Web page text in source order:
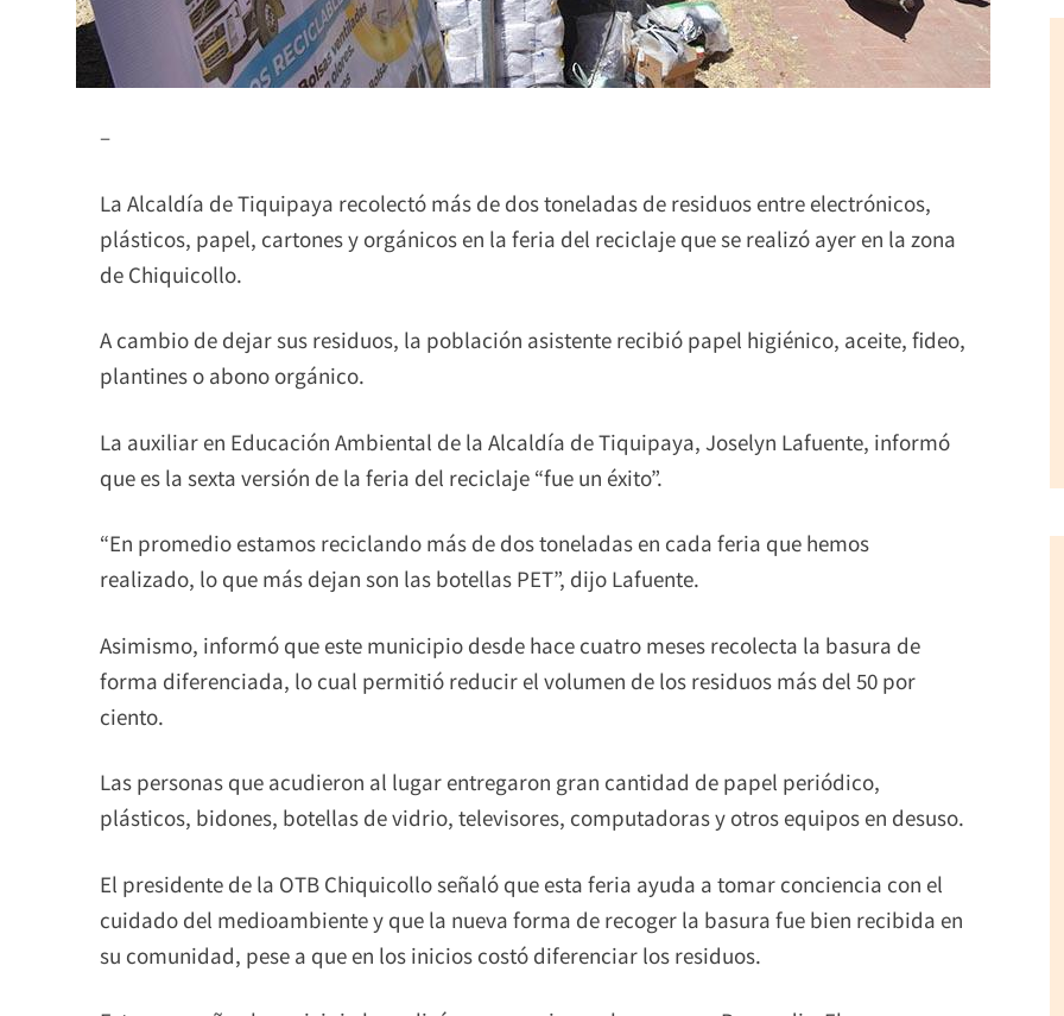
–
La Alcaldía de Tiquipaya recolectó más de dos toneladas de residuos entre electrónicos,
plásticos, papel, cartones y orgánicos en la feria del reciclaje que se realizó ayer en la zona
de Chiquicollo.
A cambio de dejar sus residuos, la población asistente recibió papel higiénico, aceite, fideo,
plantines o abono orgánico.
La auxiliar en Educación Ambiental de la Alcaldía de Tiquipaya, Joselyn Lafuente, informó
que es la sexta versión de la feria del reciclaje “fue un éxito”.
“En promedio estamos reciclando más de dos toneladas en cada feria que hemos
realizado, lo que más dejan son las botellas PET”, dijo Lafuente.
Asimismo, informó que este municipio desde hace cuatro meses recolecta la basura de
forma diferenciada, lo cual permitió reducir el volumen de los residuos más del 50 por
ciento.
Las personas que acudieron al lugar entregaron gran cantidad de papel periódico,
plásticos, bidones, botellas de vidrio, televisores, computadoras y otros equipos en desuso.
El presidente de la OTB Chiquicollo señaló que esta feria ayuda a tomar conciencia con el
cuidado del medioambiente y que la nueva forma de recoger la basura fue bien recibida en
su comunidad, pese a que en los inicios costó diferenciar los residuos.